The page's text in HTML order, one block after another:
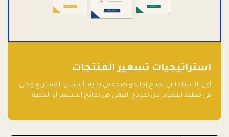
استراتيجيات تسعير المنتجات
أول الأسئلة التي تحتاج إجابة واضحة في بداية تأسيس المشاريع وحتى
في خطط التطوير من نموذج العمل هي نماذج التسعير أو الخطة